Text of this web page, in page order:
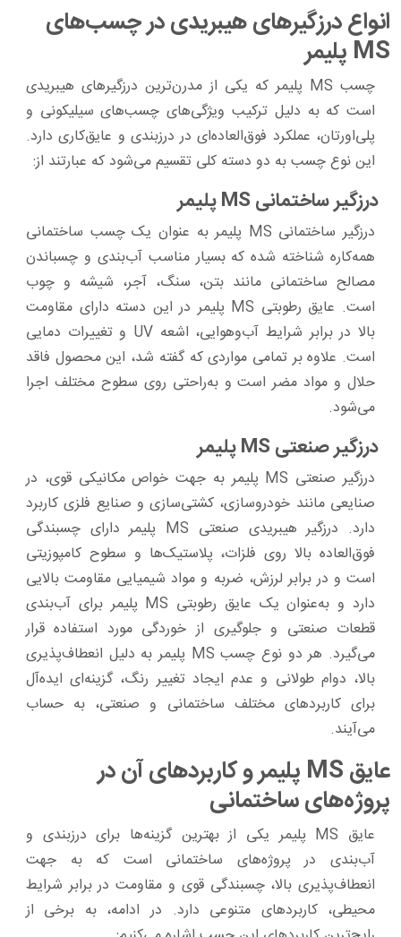
انواع درزگیرهای هیبریدی در چسب‌های
MS پلیمر
چسب MS پلیمر که یکی از مدرن‌ترین درزگیرهای هیبریدی
است که به دلیل ترکیب ویژگی‌های چسب‌های سیلیکونی و
پلی‌اورتان، عملکرد فوق‌العاده‌ای در درزبندی و عایق‌کاری دارد.
این نوع چسب به دو دسته کلی تقسیم می‌شود که عبارتند از:
درزگیر ساختمانی MS پلیمر
درزگیر ساختمانی MS پلیمر به عنوان یک چسب ساختمانی
همه‌کاره شناخته شده که بسیار مناسب آب‌بندی و چسباندن
مصالح ساختمانی مانند بتن، سنگ، آجر، شیشه و چوب
است. عایق رطوبتی MS پلیمر در این دسته دارای مقاومت
بالا در برابر شرایط آب‌وهوایی، اشعه UV و تغییرات دمایی
است. علاوه بر تمامی مواردی که گفته شد، این محصول فاقد
حلال و مواد مضر است و به‌راحتی روی سطوح مختلف اجرا
می‌شود.
درزگیر صنعتی MS پلیمر
درزگیر صنعتی MS پلیمر به جهت خواص مکانیکی قوی، در
صنایعی مانند خودروسازی، کشتی‌سازی و صنایع فلزی کاربرد
دارد. درزگیر هیبریدی صنعتی MS پلیمر دارای چسبندگی
فوق‌العاده بالا روی فلزات، پلاستیک‌ها و سطوح کامپوزیتی
است و در برابر لرزش، ضربه و مواد شیمیایی مقاومت بالایی
دارد و به‌عنوان یک عایق رطوبتی MS پلیمر برای آب‌بندی
قطعات صنعتی و جلوگیری از خوردگی مورد استفاده قرار
می‌گیرد. هر دو نوع چسب MS پلیمر به دلیل انعطاف‌پذیری
بالا، دوام طولانی و عدم ایجاد تغییر رنگ، گزینه‌ای ایده‌آل
برای کاربردهای مختلف ساختمانی و صنعتی، به حساب
می‌آیند.
عایق MS پلیمر و کاربردهای آن در
پروژه‌های ساختمانی
عایق MS پلیمر یکی از بهترین گزینه‌ها برای درزبندی و
آب‌بندی در پروژه‌های ساختمانی است که به جهت
انعطاف‌پذیری بالا، چسبندگی قوی و مقاومت در برابر شرایط
محیطی، کاربردهای متنوعی دارد. در ادامه، به برخی از